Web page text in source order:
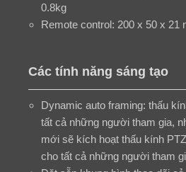
0.8kg
Remote control: 200 x 50 x 21
Các tính năng sáng tạo
Dynamic auto framing: thấu
tất cả những người tham gia,
mới sẽ kích hoạt thấu kính PTZ
cho tất cả những người tham